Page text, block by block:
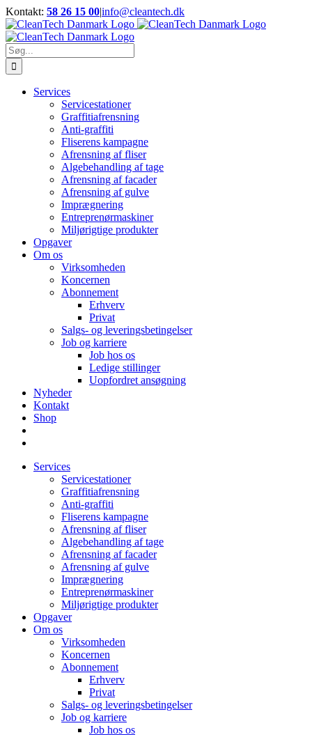
Skip
to
content
Kontakt: 58 26 15 00|info@cleantech.dk
Facebook
LinkedIn
YouTube
Søg
efter:
Services
Servicestationer
Graffitiafrensning
Anti-graffiti
Fliserens kampagne
Afrensning af fliser
Algebehandling af tage
Afrensning af facader
Afrensning af gulve
Imprægnering
Entreprenørmaskiner
Miljørigtige produkter
Opgaver
Om os
Virksomheden
Koncernen
Abonnement
Erhverv
Privat
Salgs- og leveringsbetingelser
Job og karriere
Job hos os
Ledige stillinger
Uopfordret ansøgning
Nyheder
Kontakt
Shop
Services
Servicestationer
Graffitiafrensning
Anti-graffiti
Fliserens kampagne
Afrensning af fliser
Algebehandling af tage
Afrensning af facader
Afrensning af gulve
Imprægnering
Entreprenørmaskiner
Miljørigtige produkter
Opgaver
Om os
Virksomheden
Koncernen
Abonnement
Erhverv
Privat
Salgs- og leveringsbetingelser
Job og karriere
Job hos os